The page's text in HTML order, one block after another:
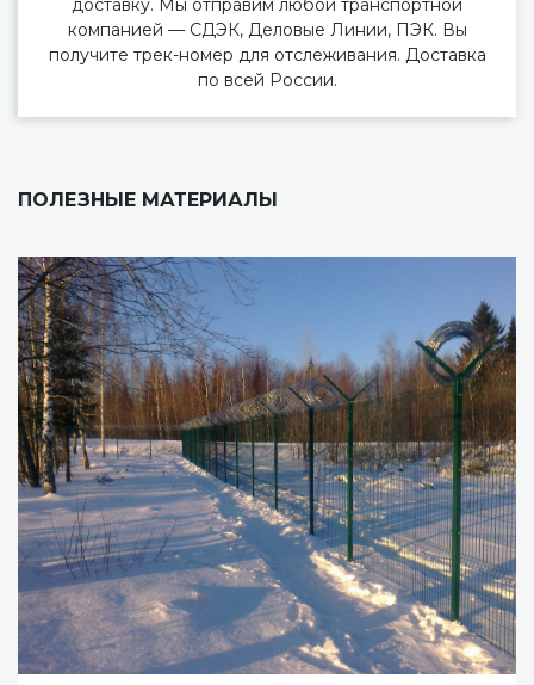
доставку. Мы отправим любой транспортной
компанией — СДЭК, Деловые Линии, ПЭК. Вы
получите трек-номер для отслеживания. Доставка
по всей России.
ПОЛЕЗНЫЕ МАТЕРИАЛЫ